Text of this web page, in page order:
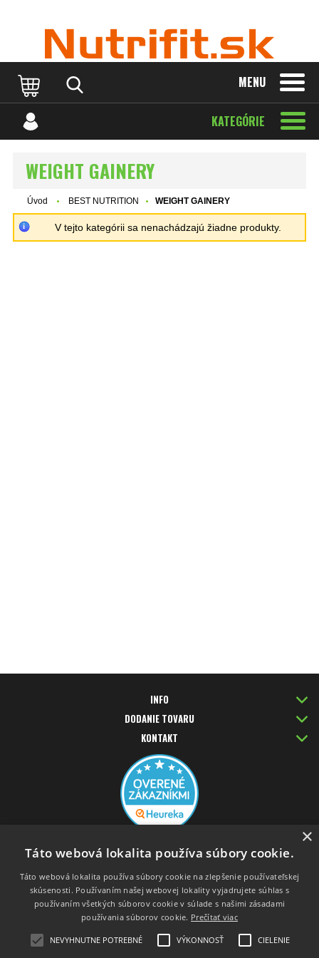
MENU
KATEGÓRIE
WEIGHT GAINERY
Úvod BEST NUTRITION WEIGHT GAINERY
V tejto kategórii sa nenachádzajú žiadne produkty.
INFO
DODANIE TOVARU
KONTAKT
×
Táto webová lokalita používa súbory cookie.
Táto webová lokalita používa súbory cookie na zlepšenie používateľskej
skúsenosti. Používaním našej webovej lokality vyjadrujete súhlas s
používaním všetkých súborov cookie v súlade s našimi zásadami
používania súborov cookie. Prečítať viac
NEVYHNUTNE POTREBNÉ VÝKONNOSŤ CIELENIE